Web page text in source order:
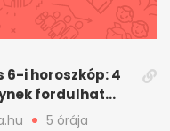
6-i horoszkóp: 4
fordulhat
5 órája